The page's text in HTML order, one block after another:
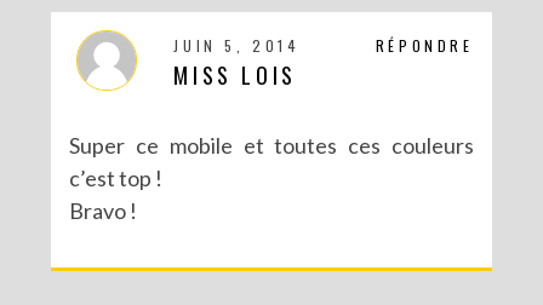
RÉPONDRE
JUIN 5, 2014
MISS LOIS
Super ce mobile et toutes ces couleurs
c’est top !
Bravo !